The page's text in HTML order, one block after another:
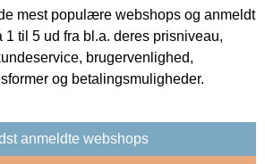
mest populære webshops og anmeldt
1 til 5 ud fra bl.a. deres prisniveau,
brugervenlighed,
og betalingsmuligheder.
anmeldte webshops